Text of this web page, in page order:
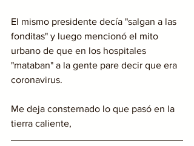
El mismo presidente decía "salgan a las
fonditas" y luego mencionó el mito
urbano de que en los hospitales
"mataban" a la gente pare decir que era
coronavirus.
Me deja consternado lo que pasó en la
tierra caliente,